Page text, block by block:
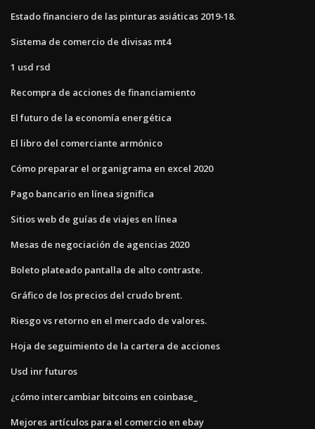
Estado financiero de las pinturas asiáticas 2019-18.
Sistema de comercio de divisas mt4
1 usd rsd
Recompra de acciones de financiamiento
El futuro de la economía energética
El libro del comerciante armónico
Cómo preparar el organigrama en excel 2020
Pago bancario en línea significa
Sitios web de guías de viajes en línea
Mesas de negociación de agencias 2020
Boleto plateado pantalla de alto contraste.
Gráfico de los precios del crudo brent.
Riesgo vs retorno en el mercado de valores.
Hoja de seguimiento de la cartera de acciones
Usd inr futuros
¿cómo intercambiar bitcoins en coinbase_
Mejores artículos para el comercio en ebay